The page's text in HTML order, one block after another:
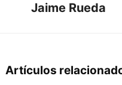
Jaime Rueda
Artículos